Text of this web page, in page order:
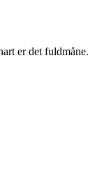
er det fuldmåne.